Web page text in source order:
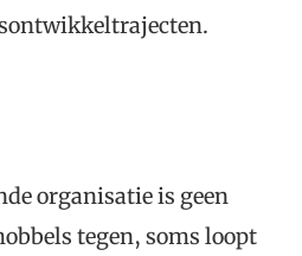
organisatie is geen
tegen, soms loopt